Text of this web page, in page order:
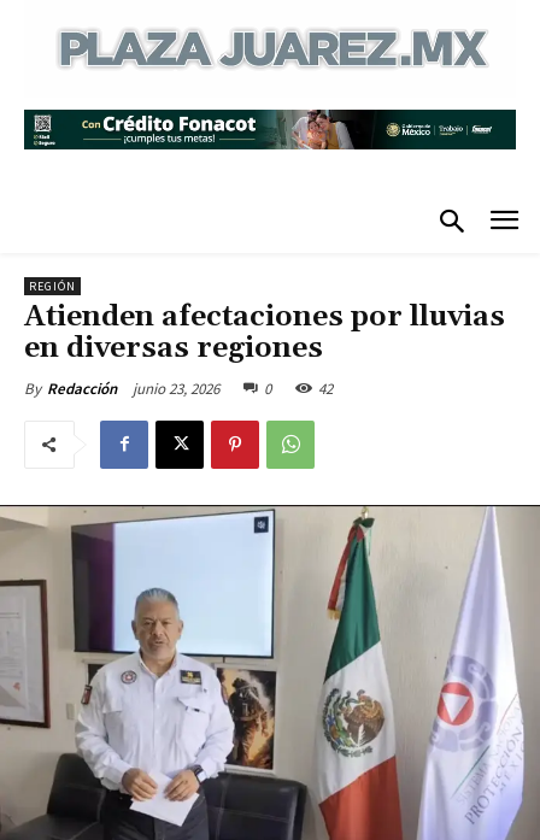
REGIÓN
Atienden afectaciones por lluvias
en diversas regiones
By Redacción junio 23, 2026 0 42